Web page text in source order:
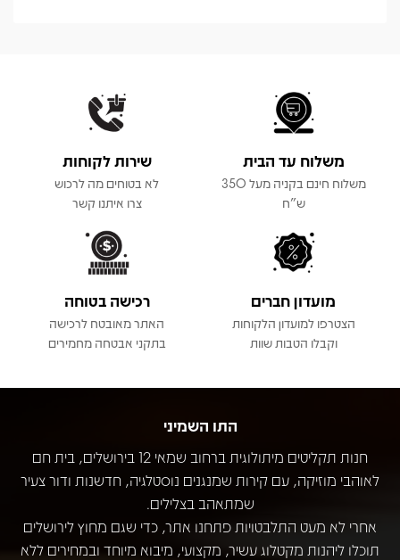
משלוח עד הבית
משלוח חינם בקניה מעל 350
ש"ח
שירות לקוחות
לא בטוחים מה לרכוש
צרו איתנו קשר
מועדון חברים
הצטרפו למועדון הלקוחות
וקבלו הטבות שוות
רכישה בטוחה
האתר מאובטח לרכישה
בתקני אבטחה מחמירים
התו השמיני
חנות תקליטים מיתולוגית ברחוב שמאי 12 בירושלים, בית חם
לאוהבי מוזיקה, עם קירות שמנגנים נוסטלגיה, חדשנות ודור צעיר
שמתאהב בצלילים.
אחרי לא מעט התלבטויות פתחנו אתר, כדי שגם מחוץ לירושלים
תוכלו ליהנות מקטלוג עשיר, מקצועי, מיבוא מיוחד ובמחירים ללא